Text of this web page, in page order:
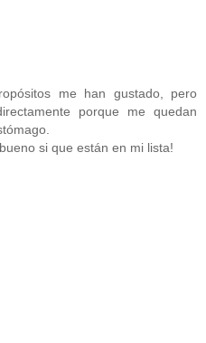
me han gustado, pero
porque me quedan
si que están en mi lista!